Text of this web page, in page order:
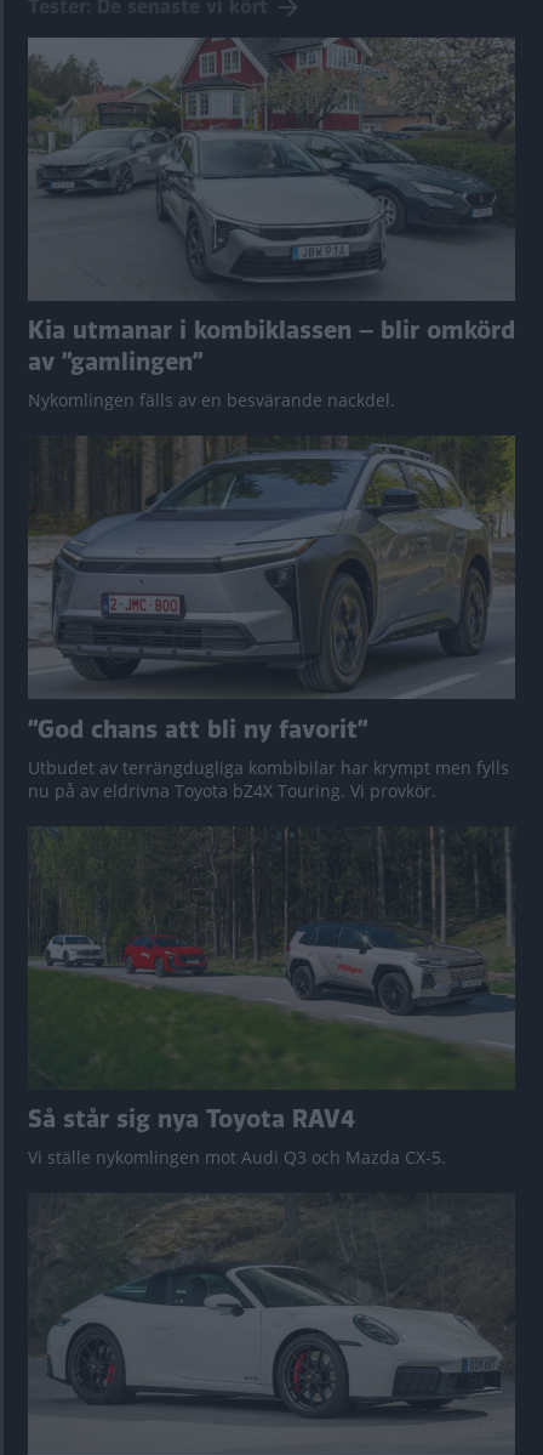
Kia utmanar i kombiklassen – blir omkörd
av ”gamlingen”
Nykomlingen fälls av en besvärande nackdel.
”God chans att bli ny favorit”
Utbudet av terrängdugliga kombibilar har krympt men fylls
nu på av eldrivna Toyota bZ4X Touring. Vi provkör.
Så står sig nya Toyota RAV4
Vi ställe nykomlingen mot Audi Q3 och Mazda CX-5.